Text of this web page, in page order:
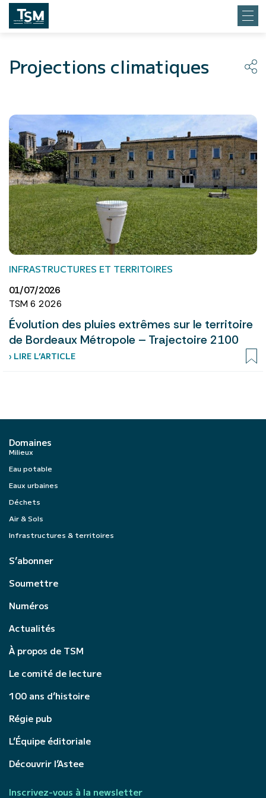
Projections climatiques
INFRASTRUCTURES ET TERRITOIRES
01/07/2026
TSM 6 2026
Évolution des pluies extrêmes sur le territoire
de Bordeaux Métropole – Trajectoire 2100
› LIRE L’ARTICLE
Domaines
Milieux
Eau potable
Eaux urbaines
Déchets
Air & Sols
Infrastructures & territoires
S’abonner
Soumettre
Numéros
Actualités
À propos de TSM
Le comité de lecture
100 ans d’histoire
Régie pub
L’Équipe éditoriale
Découvrir l’Astee
Inscrivez-vous à la newsletter